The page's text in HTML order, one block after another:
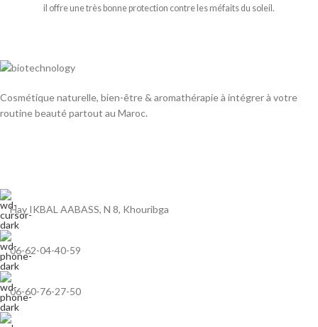
il offre une très bonne protection contre les méfaits du soleil.
Cosmétique naturelle, bien-être & aromathérapie à intégrer à votre
routine beauté partout au Maroc.
Hay IKBAL AABASS, N 8, Khouribga
06-62-04-40-59
06-60-76-27-50